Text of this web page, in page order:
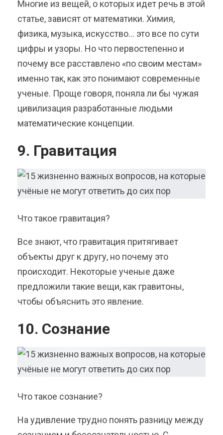
Многие из вещей, о которых идет речь в этой
статье, зависят от математики. Химия,
физика, музыка, искусство… это все по сути
цифры и узоры. Но что первостепенно и
почему все расставлено «по своим местам»
именно так, как это понимают современные
ученые. Проще говоря, поняла ли бы чужая
цивилизация разработанные людьми
математические концепции.
9. Гравитация
Что такое гравитация?
Все знают, что гравитация притягивает
объекты друг к другу, но почему это
происходит. Некоторые ученые даже
предложили такие вещи, как гравитоны,
чтобы объяснить это явление.
10. Сознание
Что такое сознание?
На удивление трудно понять разницу между